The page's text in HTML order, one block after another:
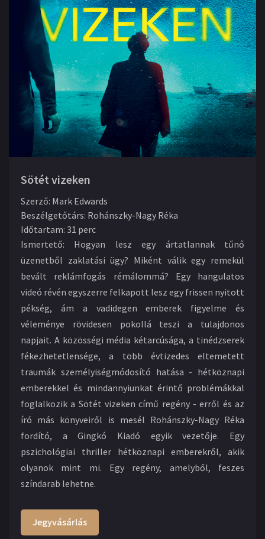
Sötét vizeken
Szerző: Mark Edwards
Beszélgetőtárs: Rohánszky-Nagy Réka
Időtartam: 31 perc
Ismertető: Hogyan lesz egy ártatlannak tűnő
üzenetből zaklatási ügy? Miként válik egy remekül
bevált reklámfogás rémálommá? Egy hangulatos
videó révén egyszerre felkapott lesz egy frissen nyitott
pékség, ám a vadidegen emberek figyelme és
véleménye rövidesen pokollá teszi a tulajdonos
napjait. A közösségi média kétarcúsága, a tinédzserek
fékezhetetlensége, a több évtizedes eltemetett
traumák személyiségmódosító hatása - hétköznapi
emberekkel és mindannyiunkat érintő problémákkal
foglalkozik a Sötét vizeken című regény - erről és az
író más könyveiről is mesél Rohánszky-Nagy Réka
fordító, a Gingkó Kiadó egyik vezetője. Egy
pszichológiai thriller hétköznapi emberekről, akik
olyanok mint mi. Egy regény, amelyből, feszes
színdarab lehetne.
Jegyvásárlás